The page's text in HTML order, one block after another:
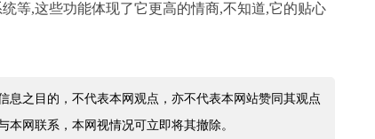
等,这些功能体现了它更高的情商,不知道,它的贴心
之目的，不代表本网观点，亦不代表本网站赞同其观点
网联系，本网视情况可立即将其撤除。